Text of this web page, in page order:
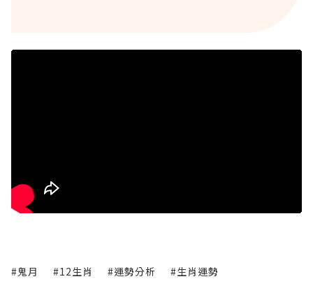
#鬼月 #12生肖 #運勢分析 #生肖運勢